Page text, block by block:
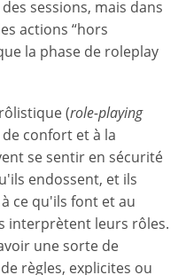
sessions, mais dans
actions “hors
la phase de roleplay
(role-playing
confort et à la
se sentir en sécurité
endossent, et ils
ce qu'ils font et au
interprètent leurs rôles.
une sorte de
règles, explicites ou